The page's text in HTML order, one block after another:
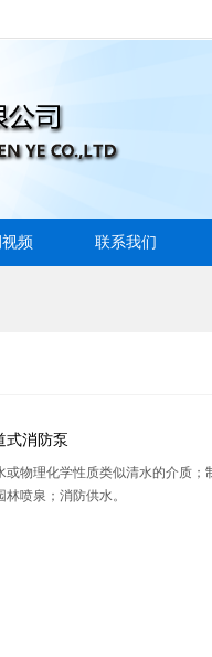
频 联系我们
式消防泵
或物理化学性质类似清水的介质
喷泉；消防供水。